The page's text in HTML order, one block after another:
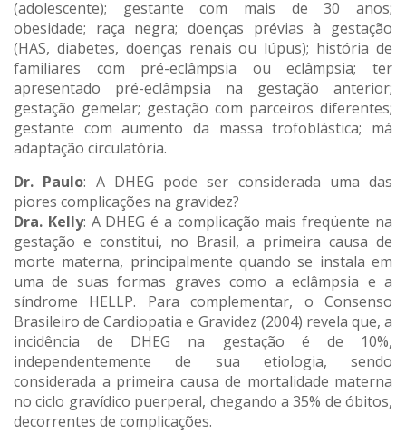
(adolescente); gestante com mais de 30 anos;
obesidade; raça negra; doenças prévias à gestação
(HAS, diabetes, doenças renais ou lúpus); história de
familiares com pré-eclâmpsia ou eclâmpsia; ter
apresentado pré-eclâmpsia na gestação anterior;
gestação gemelar; gestação com parceiros diferentes;
gestante com aumento da massa trofoblástica; má
adaptação circulatória.
Dr. Paulo: A DHEG pode ser considerada uma das
piores complicações na gravidez?
Dra. Kelly: A DHEG é a complicação mais freqüente na
gestação e constitui, no Brasil, a primeira causa de
morte materna, principalmente quando se instala em
uma de suas formas graves como a eclâmpsia e a
síndrome HELLP. Para complementar, o Consenso
Brasileiro de Cardiopatia e Gravidez (2004) revela que, a
incidência de DHEG na gestação é de 10%,
independentemente de sua etiologia, sendo
considerada a primeira causa de mortalidade materna
no ciclo gravídico puerperal, chegando a 35% de óbitos,
decorrentes de complicações.